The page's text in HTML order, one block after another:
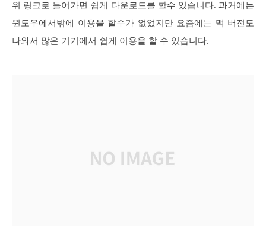
위 링크로 들어가면 쉽게 다운로드를 할수 있습니다. 과거에는
윈도우에서밖에 이용을 할수가 없었지만 요즘에는 맥 버전도
나와서 많은 기기에서 쉽게 이용을 할 수 있습니다.